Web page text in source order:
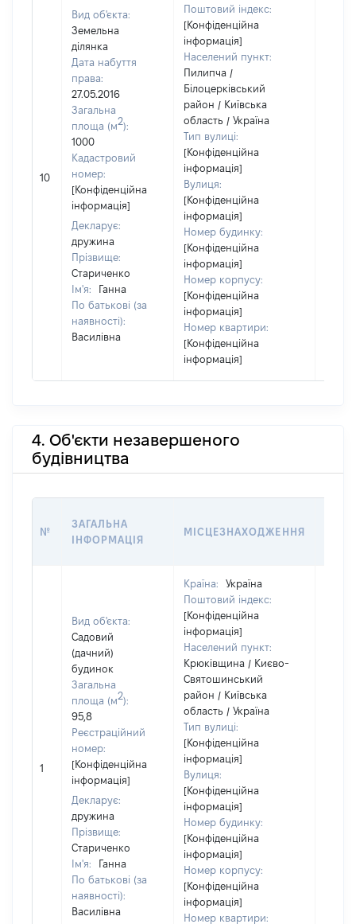
10
Вид об'єкта:
Земельна
ділянка
Дата набуття
права:
27.05.2016
Загальна
площа (м2):
1000
Кадастровий
номер:
[Конфіденційна
інформація]
Декларує:
дружина
Прізвище:
Стариченко
Ім'я:
Ганна
По батькові (за
наявності):
Василівна
Поштовий індекс:
[Конфіденційна
інформація]
Населений пункт:
Пилипча /
Білоцерківський
район / Київська
область / Україна
Тип вулиці:
[Конфіденційна
інформація]
Вулиця:
[Конфіденційна
інформація]
Номер будинку:
[Конфіденційна
інформація]
Номер корпусу:
[Конфіденційна
інформація]
Номер квартири:
[Конфіденційна
інформація]
4. Об'єкти незавершеного
будівництва
№
ЗАГАЛЬНА
ІНФОРМАЦІЯ
МІСЦЕЗНАХОДЖЕННЯ
1
Вид об'єкта:
Садовий
(дачний)
будинок
Загальна
площа (м2):
95,8
Реєстраційний
номер:
[Конфіденційна
інформація]
Декларує:
дружина
Прізвище:
Стариченко
Ім'я:
Ганна
По батькові (за
наявності):
Василівна
Країна:
Україна
Поштовий індекс:
[Конфіденційна
інформація]
Населений пункт:
Крюківщина / Києво-
Святошинський
район / Київська
область / Україна
Тип вулиці:
[Конфіденційна
інформація]
Вулиця:
[Конфіденційна
інформація]
Номер будинку:
[Конфіденційна
інформація]
Номер корпусу:
[Конфіденційна
інформація]
Номер квартири: